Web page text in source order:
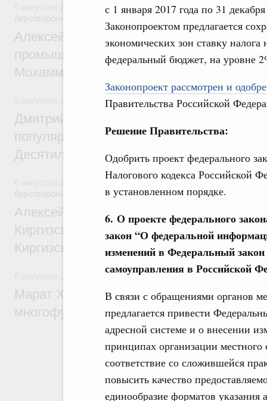
с 1 января 2017 года по 31
Законопроектом предлагается
экономических зон ставку
федеральный бюджет, на уровне
Законопроект рассмотрен и
Правительства Российской
Решение Правительства:
Одобрить проект федерального
Налогового кодекса Российской
в установленном порядке.
6. О проекте федерального
закон “О федеральной
изменений в Федеральный
самоуправления в Российской
В связи с обращениями органов
предлагается привести
адресной системе и о внесении
принципах организации
соответствие со сложившейся
повысить качество
единообразие форматов указания
Экономические отношения с
двусторонней основе
Алексей Оверчук провёл рабочую
промышленности, недропользования и
Мохаммадом Атабаком
Внутренний и въездной туризм
Дмитрий Чернышенко: Порядка 110
популярного туризма в 35 регионах
Десятилетия науки и технологий
Экономические и гуманитарные
двусторонней основе
Алексей Оверчук принял участие в
Киргизского экономического форума и
Киргизской межрегиональной
Дорожное хозяйство
Марат Хуснуллин: На двух скоростных
многофункциональные зоны дорожного
Показать еще